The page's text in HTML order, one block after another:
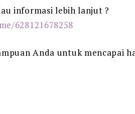
informasi lebih lanjut ?
628121678258
Anda untuk mencapai